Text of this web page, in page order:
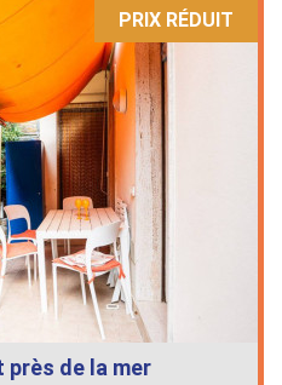
PRIX ​​RÉDUIT
de la mer